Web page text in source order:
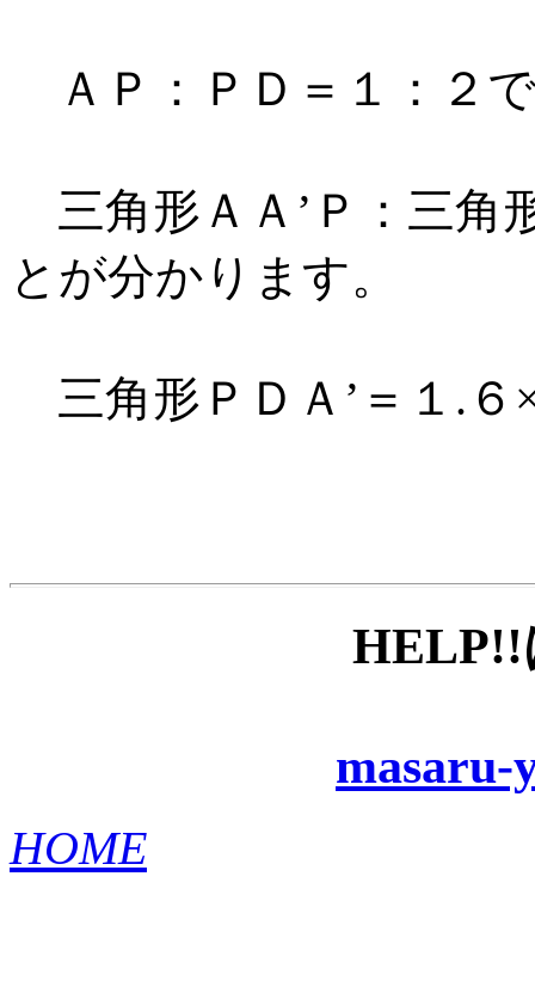
ＡＰ：ＰＤ＝１：２
三角形ＡＡ’Ｐ：三角
とが分かります。
三角形ＰＤＡ’＝１.６
HELP!!
HOME